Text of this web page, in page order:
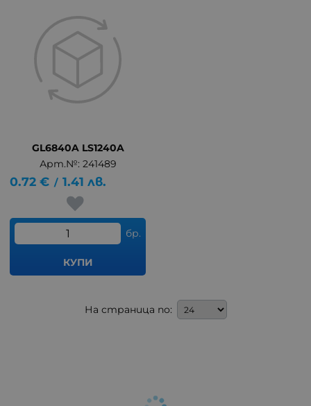
GL6840A LS1240A
Арт.№: 241489
0.72 € / 1.41 лв.
бр.
КУПИ
На страница по: